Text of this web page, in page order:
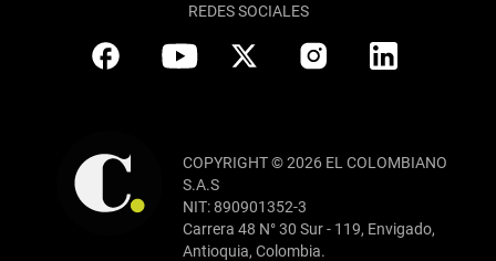
REDES SOCIALES
COPYRIGHT © 2026 EL COLOMBIANO
S.A.S
NIT: 890901352-3
Carrera 48 N° 30 Sur - 119, Envigado,
Antioquia, Colombia.